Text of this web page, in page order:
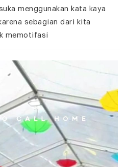
menggunakan kata kaya
sebagian dari kita
memotifasi